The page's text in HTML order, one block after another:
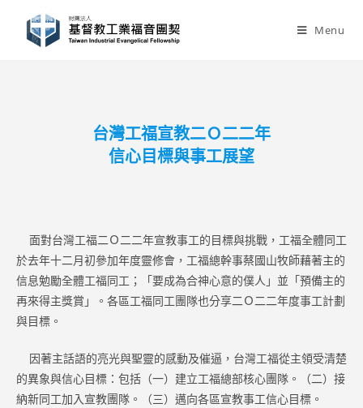
content
Menu
台灣工福宣教二Ｏ二二年
信心目標與事工展望
面對台灣工福二Ｏ二二年宣教事工的目標與挑戰，工福全體同工
於去年十二月初參加年度靈修會，工福總幹事蔡國山牧師藉著主的
信息勉勵全體工福同工；「要成為合神心意的僕人」並「預備主的
再來得主獎賞」。各區工福同工團隊也分享二Ｏ二二年度事工計劃
與目標。
因著主話語的亮光與聖靈的感動及催逼，台灣工福從主領受清楚
的異象與信心目標：包括（一）建立工福總部核心團隊。（二）接
納新同工加入宣教團隊。（三）邁向各區宣教事工信心目標。